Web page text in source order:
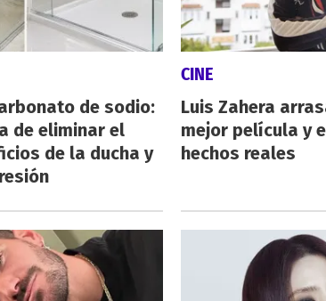
de sodio:
de eliminar el
de la ducha y
CINE
Luis Zahera
mejor película y
hechos reales